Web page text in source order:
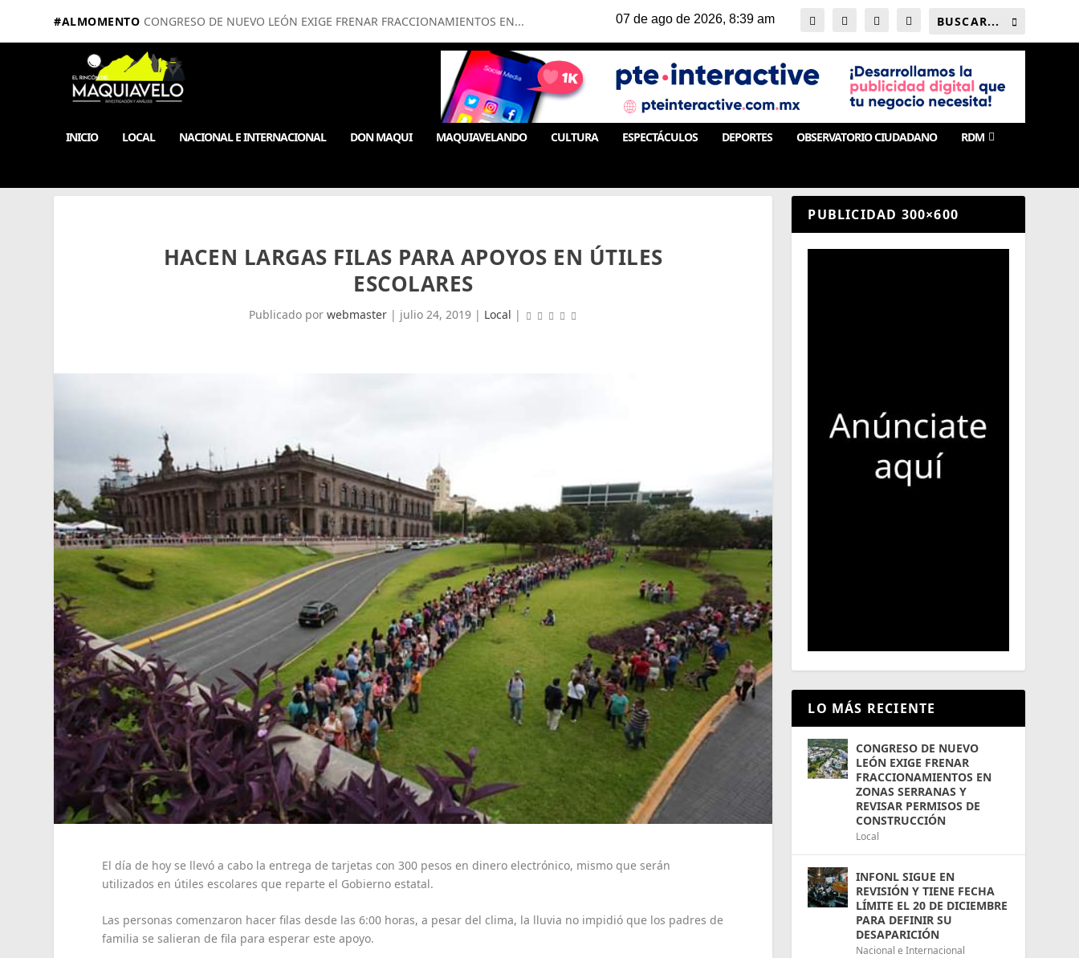
#ALMOMENTO CONGRESO DE NUEVO LEÓN EXIGE FRENAR FRACCIONAMIENTOS EN...
INICIO LOCAL NACIONAL E INTERNACIONAL DON MAQUI MAQUIAVELANDO CULTURA ESPECTÁCULOS DEPORTES OBSERVATORIO CIUDADANO RDM
HACEN LARGAS FILAS PARA APOYOS EN ÚTILES
ESCOLARES
Publicado porwebmaster | julio 24, 2019 | Local |
El día de hoy se llevó a cabo la entrega de tarjetas con 300 pesos en dinero electrónico, mismo que serán
utilizados en útiles escolares que reparte el Gobierno estatal.
Las personas comenzaron hacer filas desde las 6:00 horas, a pesar del clima, la lluvia no impidió que los padres de
familia se salieran de fila para esperar este apoyo.
PUBLICIDAD 300×600
LO MÁS RECIENTE
CONGRESO DE NUEVO
LEÓN EXIGE FRENAR
FRACCIONAMIENTOS EN
ZONAS SERRANAS Y
REVISAR PERMISOS DE
CONSTRUCCIÓN
Local
INFONL SIGUE EN
REVISIÓN Y TIENE FECHA
LÍMITE EL 20 DE DICIEMBRE
PARA DEFINIR SU
DESAPARICIÓN
Nacional e Internacional